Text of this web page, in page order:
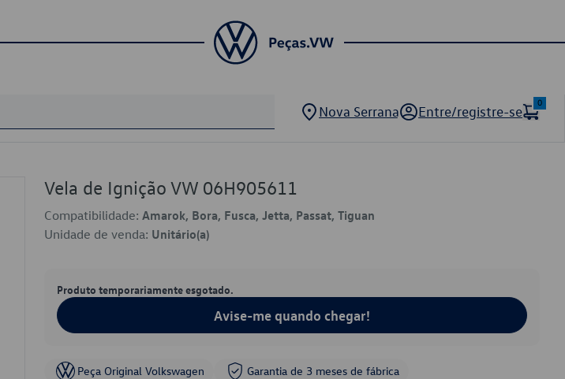
Nova Serrana Entre/registre-se
0
Vela de Ignição VW 06H905611
Compatibilidade: Amarok, Bora, Fusca, Jetta, Passat, Tiguan
Unidade de venda: Unitário(a)
Produto temporariamente esgotado.
Avise-me quando chegar!
Peça Original Volkswagen Garantia de 3 meses de fábrica